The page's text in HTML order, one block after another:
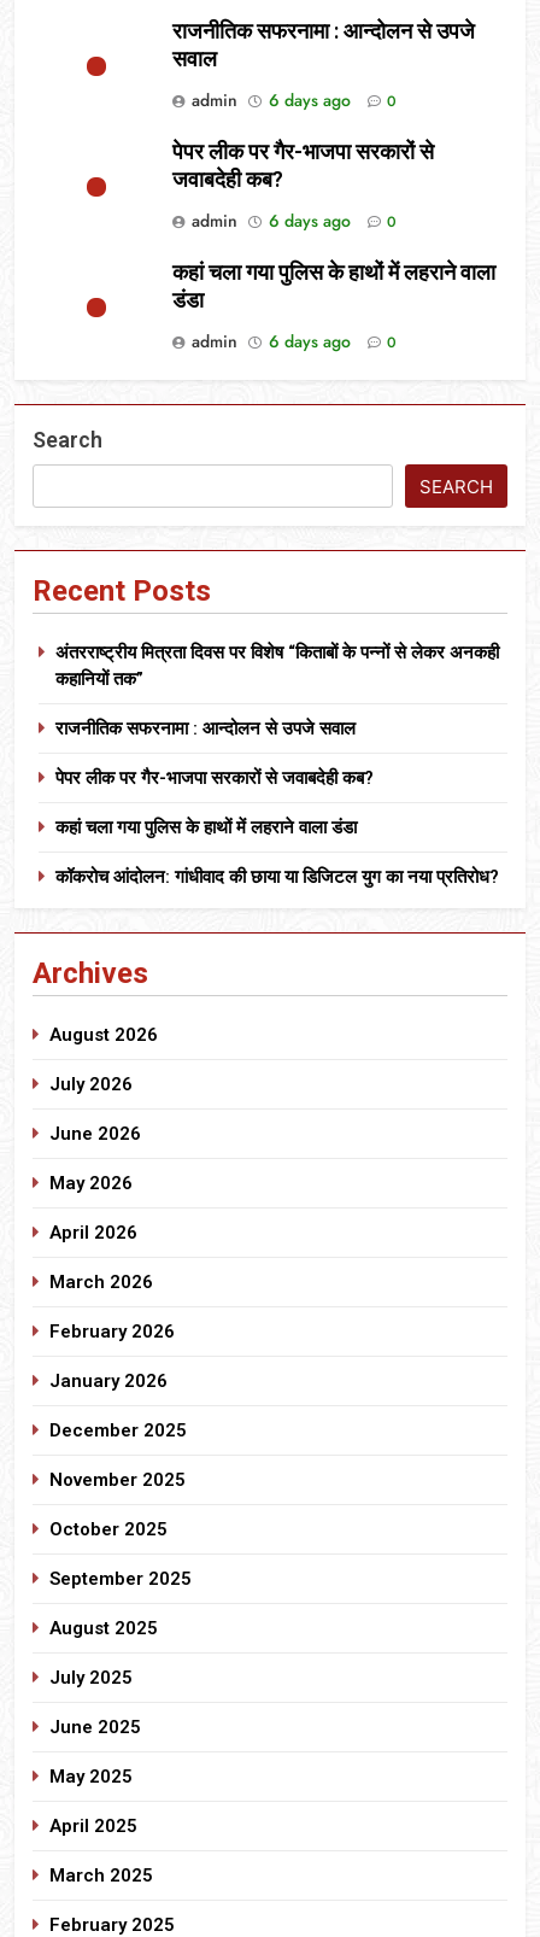
राजनीतिक सफरनामा : आन्दोलन से उपजे
सवाल
admin
6 days ago 0
पेपर लीक पर गैर-भाजपा सरकारों से
जवाबदेही कब?
admin
6 days ago 0
कहां चला गया पुलिस के हाथों में लहराने वाला
डंडा
admin
6 days ago 0
Search
SEARCH
Recent Posts
अंतरराष्ट्रीय मित्रता दिवस पर विशेष “किताबों के पन्नों से लेकर अनकही
कहानियों तक”
राजनीतिक सफरनामा : आन्दोलन से उपजे सवाल
पेपर लीक पर गैर-भाजपा सरकारों से जवाबदेही कब?
कहां चला गया पुलिस के हाथों में लहराने वाला डंडा
कॉकरोच आंदोलन: गांधीवाद की छाया या डिजिटल युग का नया प्रतिरोध?
Archives
August 2026
July 2026
June 2026
May 2026
April 2026
March 2026
February 2026
January 2026
December 2025
November 2025
October 2025
September 2025
August 2025
July 2025
June 2025
May 2025
April 2025
March 2025
February 2025